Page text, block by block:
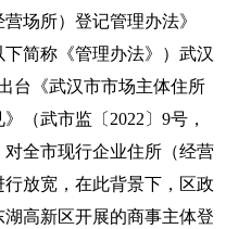
场所）登记管理办法》
下简称《管理办法》）武汉
台《武汉市市场主体住所
（武市监〔2022〕9号，
全市现行企业住所（经营
放宽，在此背景下，区政
高新区开展的商事主体登